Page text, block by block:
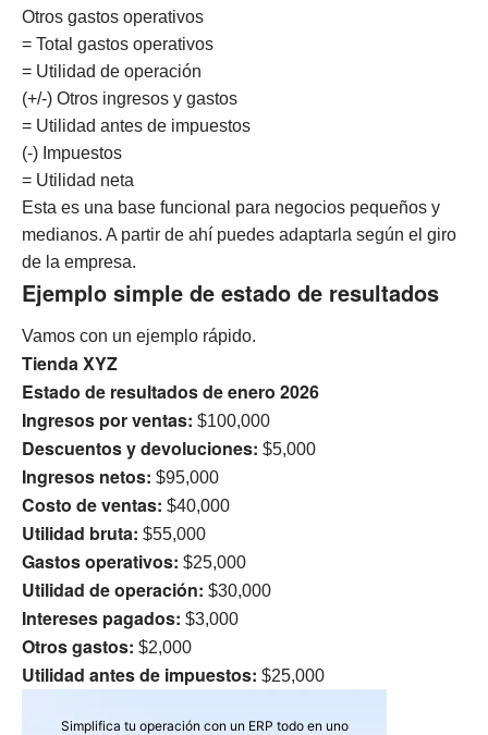
Otros gastos operativos
= Total gastos operativos
= Utilidad de operación
(+/-) Otros ingresos y gastos
= Utilidad antes de impuestos
(-) Impuestos
= Utilidad neta
Esta es una base funcional para negocios pequeños y
medianos. A partir de ahí puedes adaptarla según el giro
de la empresa.
Ejemplo simple de estado de resultados
Vamos con un ejemplo rápido.
Tienda XYZ
Estado de resultados de enero 2026
Ingresos por ventas: $100,000
Descuentos y devoluciones: $5,000
Ingresos netos: $95,000
Costo de ventas: $40,000
Utilidad bruta: $55,000
Gastos operativos: $25,000
Utilidad de operación: $30,000
Intereses pagados: $3,000
Otros gastos: $2,000
Utilidad antes de impuestos: $25,000
Simplifica tu operación con un ERP todo en uno